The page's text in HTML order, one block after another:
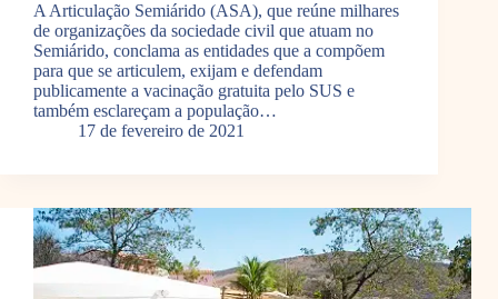
A Articulação Semiárido (ASA), que reúne milhares
de organizações da sociedade civil que atuam no
Semiárido, conclama as entidades que a compõem
para que se articulem, exijam e defendam
publicamente a vacinação gratuita pelo SUS e
também esclareçam a população…
17 de fevereiro de 2021